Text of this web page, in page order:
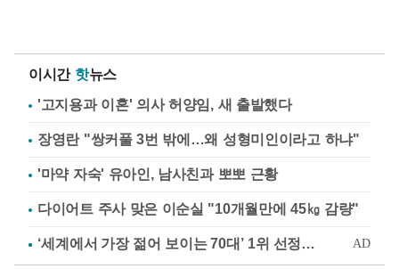
이시간 핫뉴스
'고지용과 이혼' 의사 허양임, 새 출발했다
장영란 "쌍커풀 3번 밖에…왜 성형미인이라고 하냐"
'마약 자숙' 유아인, 남사친과 뽀뽀 근황
다이어트 주사 맞은 이순실 "10개월만에 45㎏ 감량"